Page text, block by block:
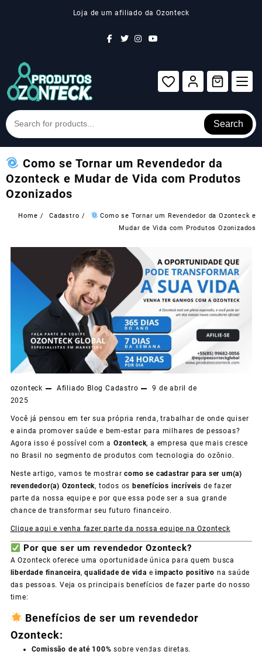
Loja de um afiliado da Ozonteck
Search
Como se Tornar um Revendedor da
Ozonteck e Mudar de Vida com Produtos
Ozonizados
Home Cadastro
Como se Tornar um Revendedor da Ozonteck e
Mudar de Vida com Produtos Ozonizados
ozonteck Afiliado Blog Cadastro
9 de abril de
2025
Você já pensou em ter sua própria renda, trabalhar de onde quiser
e ainda promover saúde e bem-estar para milhares de pessoas?
Agora isso é possível com a Ozonteck, a empresa que mais cresce
no Brasil no segmento de produtos com tecnologia do ozônio.
Neste artigo, vamos te mostrarcomo se cadastrar para ser um(a)
revendedor(a) Ozonteck, todos os benefícios incríveis de fazer
parte da nossa equipe e por que essa pode ser a sua grande
chance de transformar seu futuro financeiro.
Clique aqui e venha fazer parte da nossa equipe na Ozonteck
Por que ser um revendedor Ozonteck?
A Ozonteck oferece uma oportunidade única para quem busca
liberdade financeira,qualidade de vida eimpacto positivo na saúde
das pessoas. Veja os principais benefícios de fazer parte do nosso
time:
Benefícios de ser um revendedor
Ozonteck:
Comissão de até 100% sobre vendas diretas.